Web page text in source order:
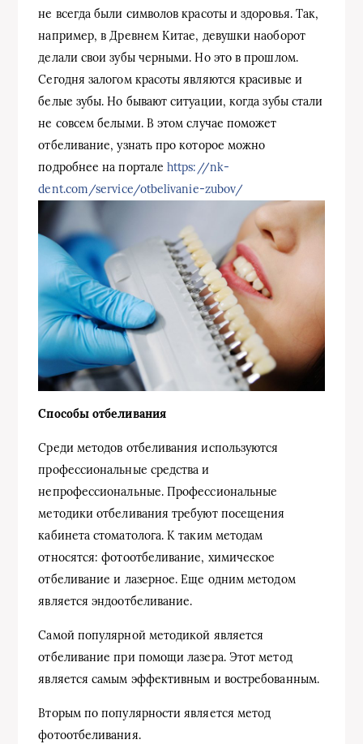
не всегда были символов красоты и здоровья. Так,
например, в Древнем Китае, девушки наоборот
делали свои зубы черными. Но это в прошлом.
Сегодня залогом красоты являются красивые и
белые зубы. Но бывают ситуации, когда зубы стали
не совсем белыми. В этом случае поможет
отбеливание, узнать про которое можно
подробнее на порталеhttps://nk-
dent.com/service/otbelivanie-zubov/
Способы отбеливания
Среди методов отбеливания используются
профессиональные средства и
непрофессиональные. Профессиональные
методики отбеливания требуют посещения
кабинета стоматолога. К таким методам
относятся: фотоотбеливание, химическое
отбеливание и лазерное. Еще одним методом
является эндоотбеливание.
Самой популярной методикой является
отбеливание при помощи лазера. Этот метод
является самым эффективным и востребованным.
Вторым по популярности является метод
фотоотбеливания.